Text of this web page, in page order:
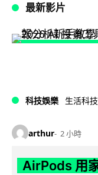
最新影片
科技娛樂 生活科技
arthur 2 小時
AirPods 用